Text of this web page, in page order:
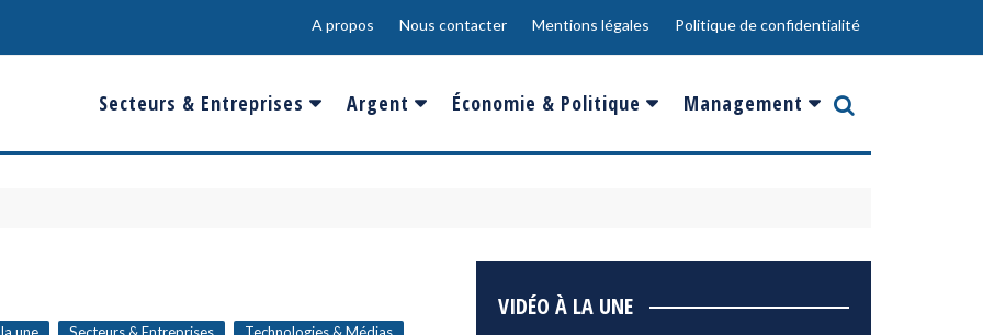
A propos Nous contacter Mentions légales Politique de confidentialité
Secteurs & Entreprises
Banques & Finances
Défense & Aéronautique
Argent
Salaire
Epargne & Placements
Économie & Politique
France
Management
Innovation
VIDÉO À LA UNE